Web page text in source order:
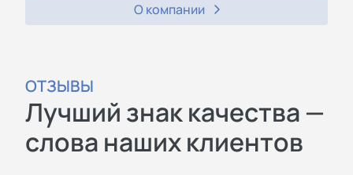
О компании
ОТЗЫВЫ
Лучший знак качества —
слова наших клиентов